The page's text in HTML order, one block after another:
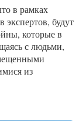
в рамках
будут
которые в
с людьми,
из